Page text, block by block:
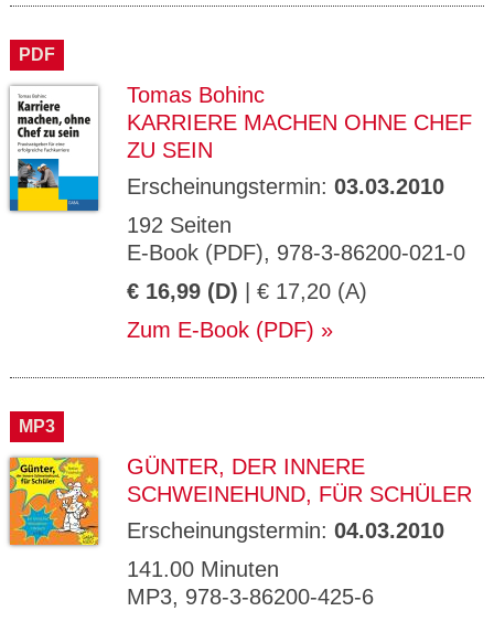
PDF
Tomas Bohinc
KARRIERE MACHEN OHNE CHEF
ZU SEIN
Erscheinungstermin: 03.03.2010
192 Seiten
E-Book (PDF), 978-3-86200-021-0
€ 16,99 (D) | € 17,20 (A)
Zum E-Book (PDF)
MP3
GÜNTER, DER INNERE
SCHWEINEHUND, FÜR SCHÜLER
Erscheinungstermin: 04.03.2010
141.00 Minuten
MP3, 978-3-86200-425-6